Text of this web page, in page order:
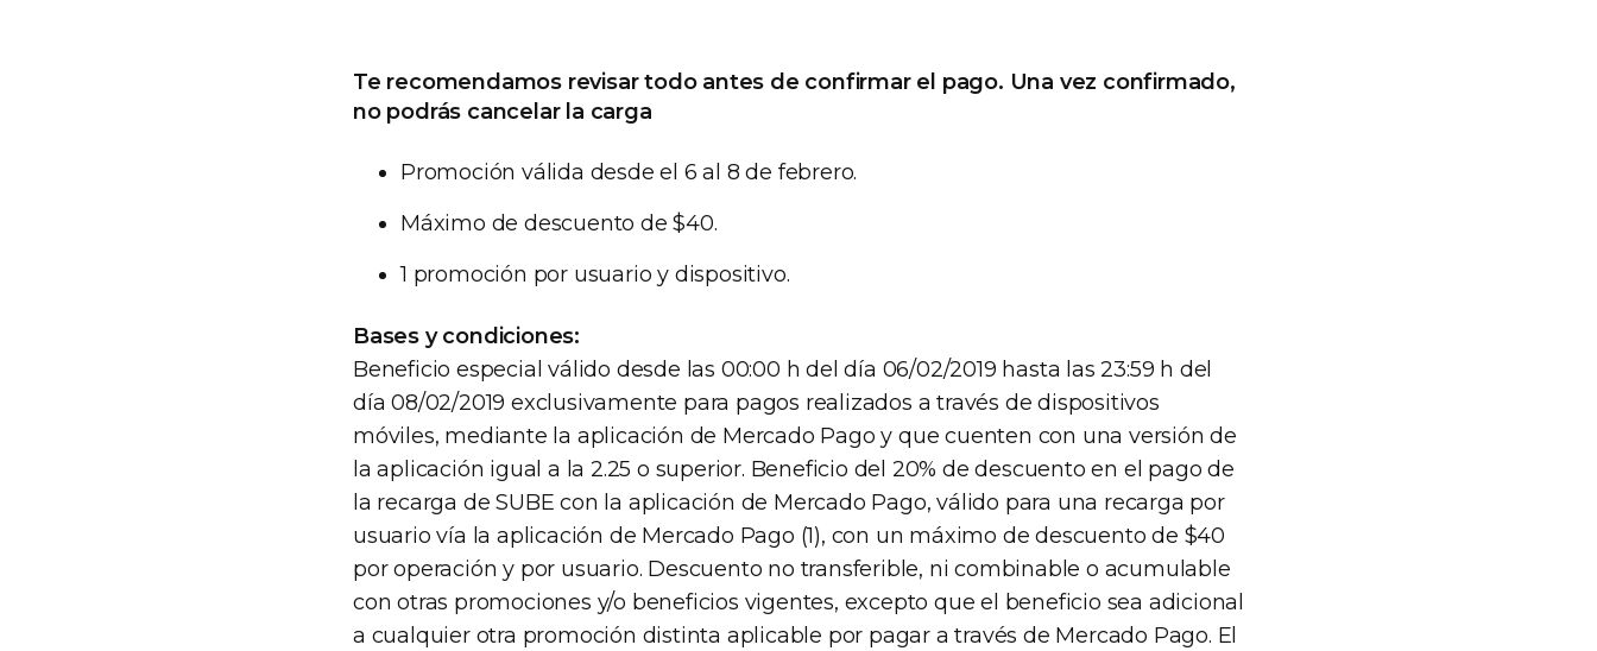
Te recomendamos revisar todo antes de confirmar el pago. Una vez confirmado,
no podrás cancelar la carga
Promoción válida desde el 6 al 8 de febrero.
Máximo de descuento de $40.
1 promoción por usuario y dispositivo.
Bases y condiciones:
Beneficio especial válido desde las 00:00 h del día 06/02/2019 hasta las 23:59 h del
día 08/02/2019 exclusivamente para pagos realizados a través de dispositivos
móviles, mediante la aplicación de Mercado Pago y que cuenten con una versión de
la aplicación igual a la 2.25 o superior. Beneficio del 20% de descuento en el pago de
la recarga de SUBE con la aplicación de Mercado Pago, válido para una recarga por
usuario vía la aplicación de Mercado Pago (1), con un máximo de descuento de $40
por operación y por usuario. Descuento no transferible, ni combinable o acumulable
con otras promociones y/o beneficios vigentes, excepto que el beneficio sea adicional
a cualquier otra promoción distinta aplicable por pagar a través de Mercado Pago. El